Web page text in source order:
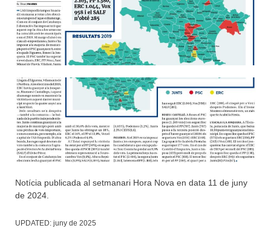
Notícia publicada al setmanari Hora Nova en data 11 de juny
de 2024.
UPDATED: juny de 2025